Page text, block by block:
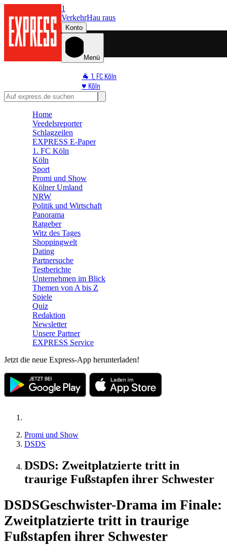
1
VerkehrHau raus
Konto
Menü
🐐 1. FC Köln
♥️ Köln
⭐ Promi
🛒 Shoppingwelt
Home
Veedelsreporter
Schlagzeilen
EXPRESS E-Paper
1. FC Köln
Köln
Sport
Promi und Show
Kölner Umland
NRW
Politik und Wirtschaft
Panorama
Ratgeber
Witz des Tages
Shoppingwelt
Dating
Partnersuche
Testberichte
Unternehmen im Blick
Themen von A bis Z
Spiele
Quiz
Redaktion
Newsletter
Unsere Partner
EXPRESS Service
Jetzt die neue Express-App herunterladen!
Promi und Show
DSDS
DSDS: Zweitplatzierte tritt in
traurige Fußstapfen ihrer Schwester
DSDSGeschwister-Drama im Finale:
Zweitplatzierte tritt in traurige
Fußstapfen ihrer Schwester